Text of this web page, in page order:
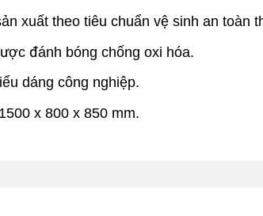
xuất theo tiêu chuẩn vệ sinh an toàn
đánh bóng chống oxi hóa.
dáng công nghiệp.
x 800 x 850 mm.